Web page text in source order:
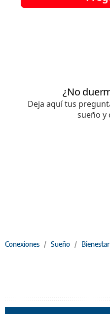
Conexiones / Sueño / Bienestar